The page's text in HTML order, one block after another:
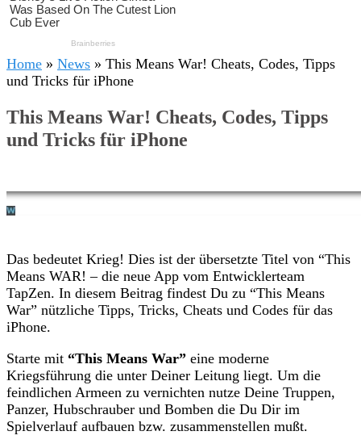
Home » News » This Means War! Cheats, Codes, Tipps
und Tricks für iPhone
This Means War! Cheats, Codes, Tipps
und Tricks für iPhone
Das bedeutet Krieg! Dies ist der übersetzte Titel von “This
Means WAR! – die neue App vom Entwicklerteam
TapZen. In diesem Beitrag findest Du zu “This Means
War” nützliche Tipps, Tricks, Cheats und Codes für das
iPhone.
Starte mit “This Means War” eine moderne
Kriegsführung die unter Deiner Leitung liegt. Um die
feindlichen Armeen zu vernichten nutze Deine Truppen,
Panzer, Hubschrauber und Bomben die Du Dir im
Spielverlauf aufbauen bzw. zusammenstellen mußt.